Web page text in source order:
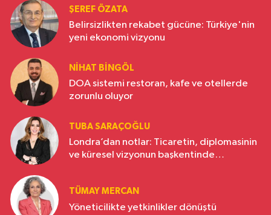
ŞEREF ÖZATA
Belirsizlikten rekabet gücüne: Türkiye'nin
yeni ekonomi vizyonu
NIHAT BINGÖL
DOA sistemi restoran, kafe ve otellerde
zorunlu oluyor
TUBA SARAÇOĞLU
Londra’dan notlar: Ticaretin, diplomasinin
ve küresel vizyonun başkentinde
TÜMAY MERCAN
Yöneticilikte yetkinlikler dönüştü